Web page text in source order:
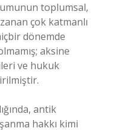
toplumsal,
çok katmanlı
dönemde
aksine
ve hukuk
antik
hakkı kimi